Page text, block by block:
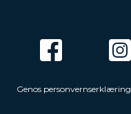
Genos personvernserklæring